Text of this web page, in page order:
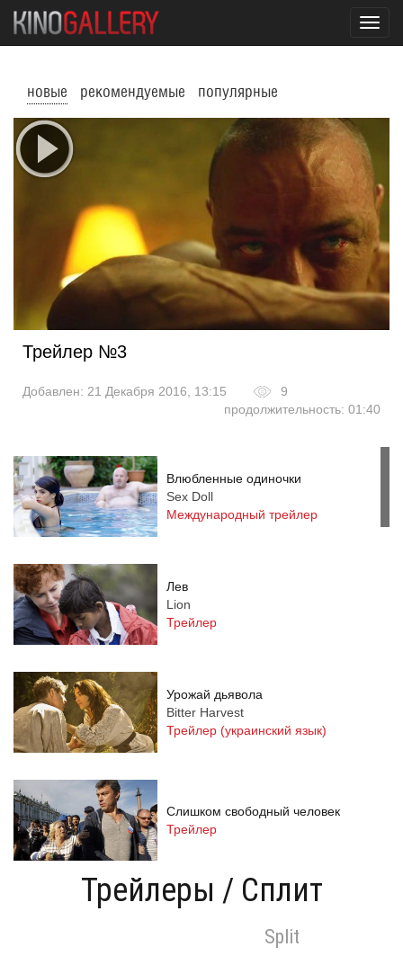
Трейлеры / Сплит
Split
новые рекомендуемые популярные
Трейлер №3
Добавлен: 21 Декабря 2016, 13:15
9
продолжительность: 01:40
Влюбленные одиночки
Sex Doll
Международный трейлер
Лев
Lion
Трейлер
Урожай дьявола
Bitter Harvest
Трейлер (украинский язык)
Слишком свободный человек
Трейлер